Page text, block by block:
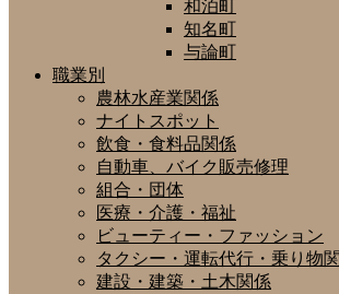
和泊町
知名町
与論町
職業別
農林水産業関係
ナイトスポット
飲食・食料品関係
自動車、バイク販売修理
組合・団体
医療・介護・福祉
ビューティー・ファッション
タクシー・運転代行・乗り物
建設・建築・土木関係